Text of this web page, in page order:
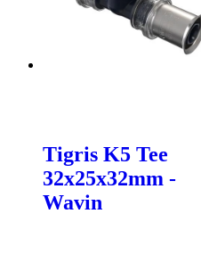
Tigris K5 Tee
32x25x32mm -
Wavin